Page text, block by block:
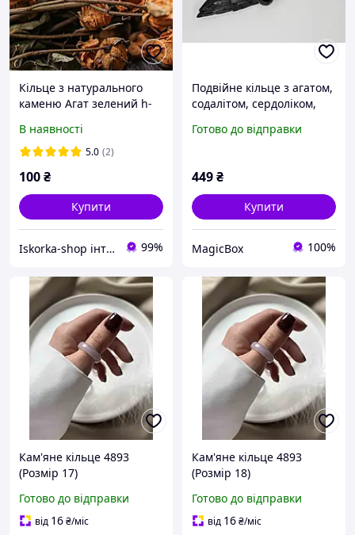
Кільце з натурального
каменю Агат зелений h-
В наявності
5.0 (2)
100₴
Купити
Iskorka-shop інтернет-магазин прикрас та товарів для рукоділля 99%
Подвійне кільце з агатом,
содалітом, сердоліком,
кварцем, місячний камінь
Готово до відправки
449₴
Купити
MagicBox 100%
Кам'яне кільце 4893
(Розмір 17)
Готово до відправки
від 16₴/міс
Кам'яне кільце 4893
(Розмір 18)
Готово до відправки
від 16₴/міс